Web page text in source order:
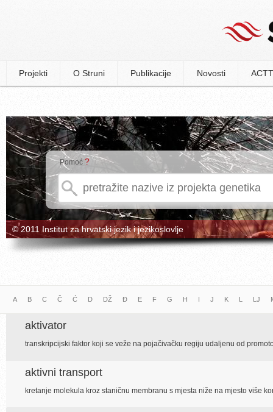
Projekti O Struni Publikacije Novosti
Pomoć ?
© 2011 Institut za hrvatski jezik i jezikoslovlje
A B C Č Ć D DŽ Đ E F G H I J K L LJ
aktivator
transkripcijski faktor koji se veže na pojačivačku regiju udaljenu od
aktivni transport
kretanje molekula kroz staničnu membranu s mjesta niže na mjesto više